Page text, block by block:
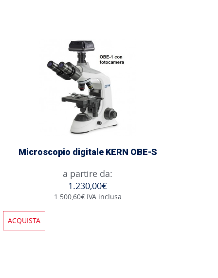
Microscopio digitale KERN OBE-S
a partire da:
1.230,00€
1.500,60€ IVA inclusa
ACQUISTA